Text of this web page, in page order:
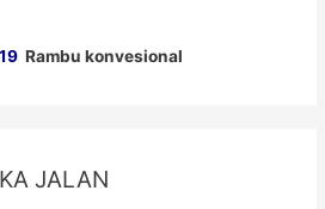
Rambu konvesional
JALAN